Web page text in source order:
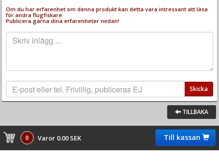
Om du har erfarenhet om denna produkt kan detta vara intressant att läsa
för andra flugfiskare.
Publicera gärna dina erfarenheter nedan!
Skicka
TILLBAKA
0 Varor 0.00 SEK Till kassan